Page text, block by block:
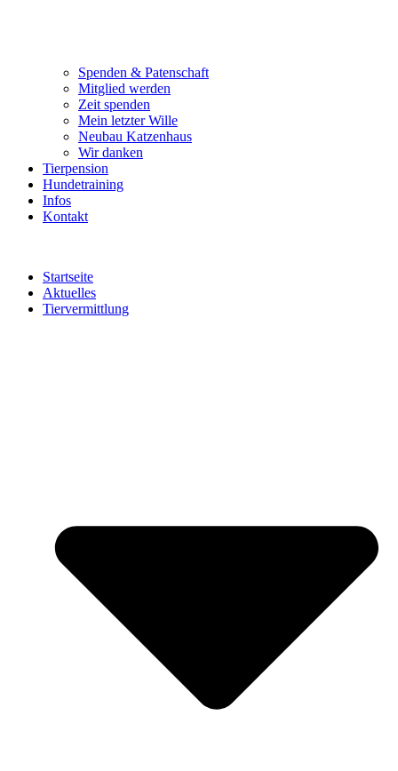
Spenden & Patenschaft
Mitglied werden
Zeit spenden
Mein letzter Wille
Neubau Katzenhaus
Wir danken
Tierpension
Hundetraining
Infos
Kontakt
Startseite
Aktuelles
Tiervermittlung